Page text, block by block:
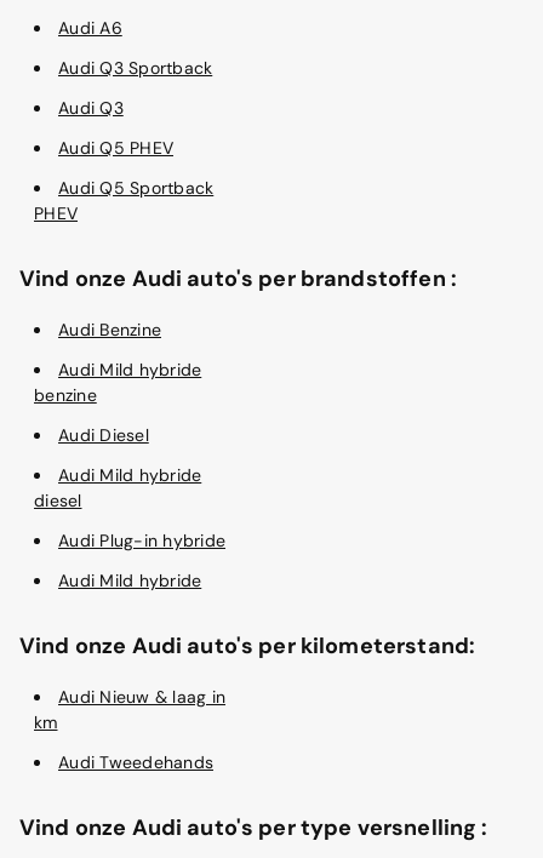
Audi A6
Audi Q3 Sportback
Audi Q3
Audi Q5 PHEV
Audi Q5 Sportback
PHEV
Vind onze Audi auto's per brandstoffen :
Audi Benzine
Audi Mild hybride
benzine
Audi Diesel
Audi Mild hybride
diesel
Audi Plug-in hybride
Audi Mild hybride
Vind onze Audi auto's per kilometerstand:
Audi Nieuw & laag in
km
Audi Tweedehands
Vind onze Audi auto's per type versnelling :